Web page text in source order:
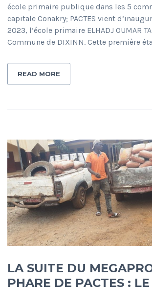
école primaire publique dans les 5
capitale Conakry; PACTES vient
2023, l’école primaire ELHADJ OUMAR
Commune de DIXINN. Cette première
READ MORE
LA SUITE DU
PHARE DE PACTES : LE